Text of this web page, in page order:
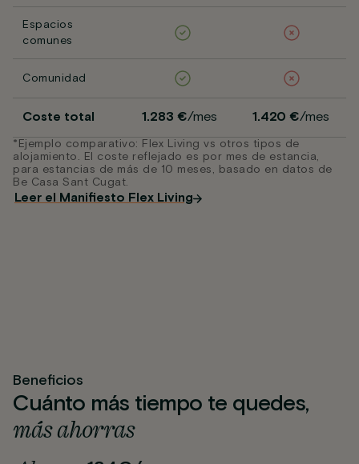
Espacios
comunes
Comunidad
Coste total 1.283 €/mes 1.420 €/mes
*Ejemplo comparativo: Flex Living vs otros tipos de
alojamiento. El coste reflejado es por mes de estancia,
para estancias de más de 10 meses, basado en datos de
Be Casa Sant Cugat.
Leer el Manifiesto Flex Living
Beneficios
Cuánto más tiempo te quedes,
más ahorras